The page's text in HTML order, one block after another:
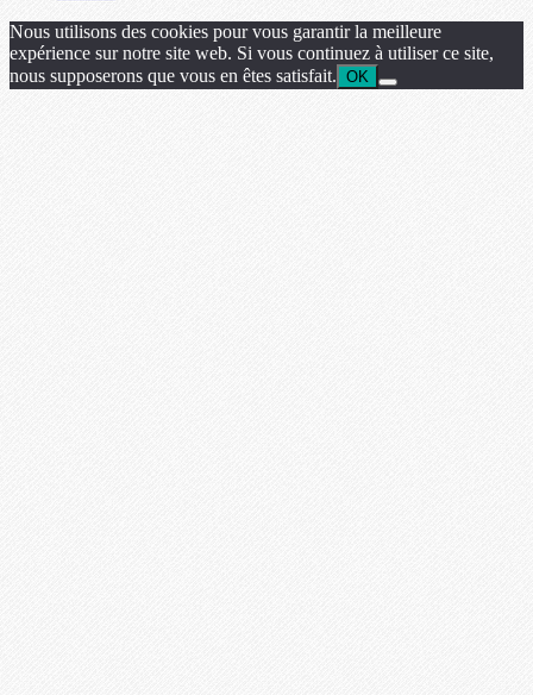
Nous utilisons des cookies pour vous garantir la meilleure
expérience sur notre site web. Si vous continuez à utiliser ce site,
nous supposerons que vous en êtes satisfait. OK